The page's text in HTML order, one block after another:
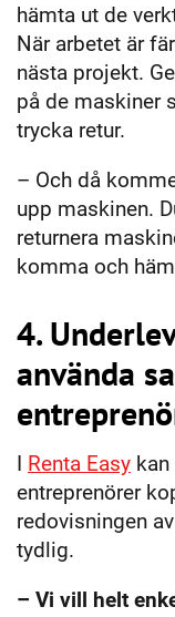
hämta ut de
När arbetet är
nästa projekt.
på de maskiner
trycka retur.
– Och då
upp maskinen.
returnera
komma och
4.
använda
I Renta Easy
entreprenörer
redovisningen
tydlig.
– Vi vill helt